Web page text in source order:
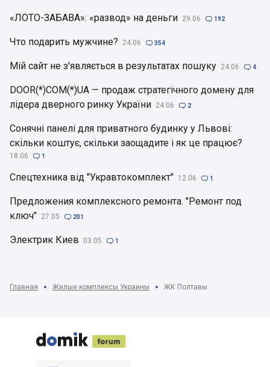
«ЛОТО-ЗАБАВА»: «развод» на деньги 29.06  192
Что подарить мужчине? 24.06  354
Мій сайт не з'являється в результатах пошуку 24.06  4
DOOR(*)COM(*)UA — продаж стратегічного домену для
лідера дверного ринку України 24.06  2
Сонячні панелі для приватного будинку у Львові:
скільки коштує, скільки заощадите і як це працює?
18.06  1
Спецтехника від "Укравтокомплект" 12.06  1
Предложения комплексного ремонта. "Ремонт под
ключ" 27.05  201
Электрик Киев 03.05  1
Главная Жилые комплексы Украины ЖК Полтавы


 
